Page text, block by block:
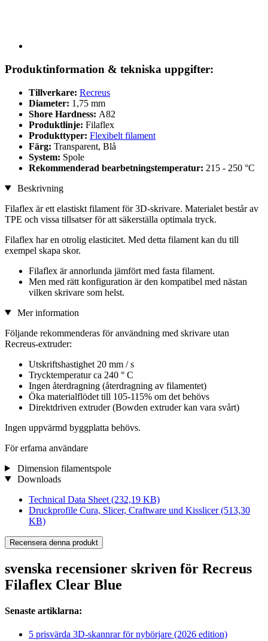
Produktinformation & tekniska uppgifter:
Tillverkare: Recreus
Diameter: 1,75 mm
Shore Hardness: A82
Produktlinje: Filaflex
Produkttyper: Flexibelt filament
Färg: Transparent, Blå
System: Spole
Rekommenderad bearbetningstemperatur: 215 - 250 °C
Beskrivning
Filaflex är ett elastiskt filament för 3D-skrivare. Materialet består av
TPE och vissa tillsatser för att säkerställa optimala tryck.
Filaflex har en otrolig elasticitet. Med detta filament kan du till
exempel skapa skor.
Filaflex är annorlunda jämfört med fasta filament.
Men med rätt konfiguration är den kompatibel med nästan
vilken skrivare som helst.
Mer information
Följande rekommenderas för användning med skrivare utan
Recreus-extruder:
Utskriftshastighet 20 mm / s
Trycktemperatur ca 240 ° C
Ingen återdragning (återdragning av filamentet)
Öka materialflödet till 105-115% om det behövs
Direktdriven extruder (Bowden extruder kan vara svårt)
Ingen uppvärmd byggplatta behövs.
För erfarna användare
Dimension filamentspole
Downloads
Technical Data Sheet (232,19 KB)
Druckprofile Cura, Slicer, Craftware und Kisslicer(513,30
KB)
Recensera denna produkt
svenska recensioner skriven för Recreus
Filaflex Clear Blue
Senaste artiklarna:
5 prisvärda 3D-skannrar för nybörjare (2026 edition)